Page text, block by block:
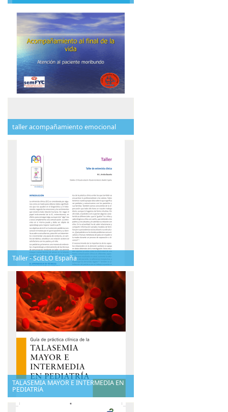
taller acompañamiento emocional
Taller - SciELO España
TALASEMIA MAYOR E INTERMEDIA EN
PEDIATRíA